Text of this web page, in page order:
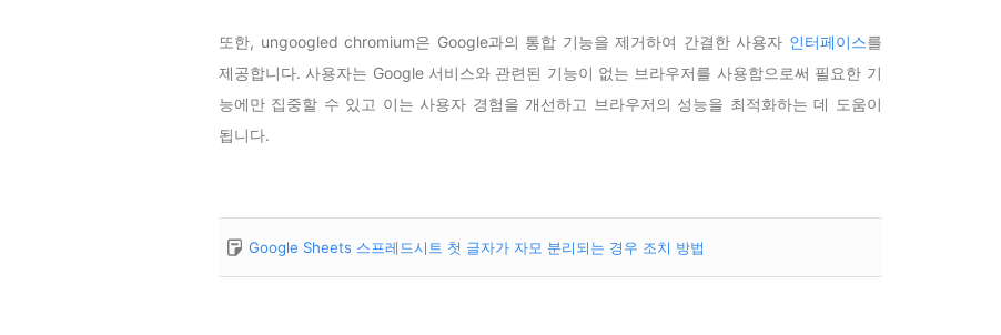
또한, ungoogled chromium은 Google과의 통합 기능을 제거하여 간결한 사용자 인터페이스를
제공합니다. 사용자는 Google 서비스와 관련된 기능이 없는 브라우저를 사용함으로써 필요한 기
능에만 집중할 수 있고 이는 사용자 경험을 개선하고 브라우저의 성능을 최적화하는 데 도움이
됩니다.
Google Sheets 스프레드시트 첫 글자가 자모 분리되는 경우 조치 방법